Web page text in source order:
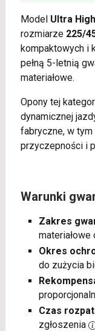
Model Ultra
rozmiarze 225/
kompaktowych i
pełną 5-letnią
materiałowe.
Opony tej
dynamicznej
fabryczne, w tym
przyczepności i
Warunki
Zakres
materiałowe
Okres
do zużycia
Czas
zgłoszenia